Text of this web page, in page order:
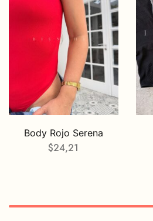
Body Rojo Serena
$24,21